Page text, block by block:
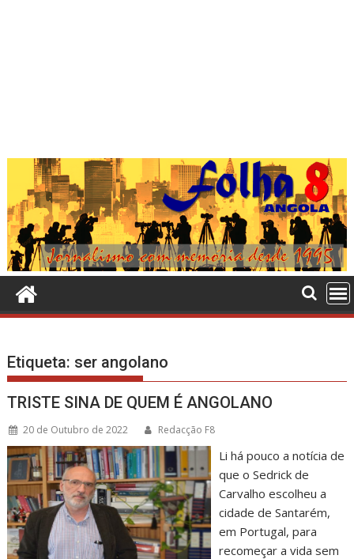
Etiqueta: ser angolano
TRISTE SINA DE QUEM É ANGOLANO
20 de Outubro de 2022 Redacção F8
Li há pouco a notícia de
que o Sedrick de
Carvalho escolheu a
cidade de Santarém,
em Portugal, para
recomeçar a vida sem